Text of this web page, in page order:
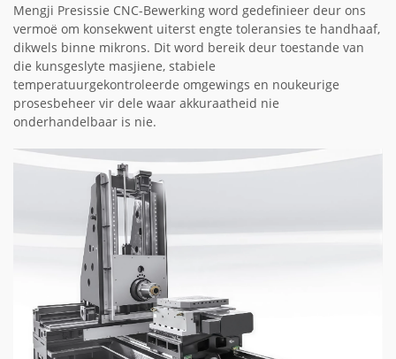
Mengji Presissie CNC-Bewerking word gedefinieer deur ons
vermoë om konsekwent uiterst engte toleransies te handhaaf,
dikwels binne mikrons. Dit word bereik deur toestande van
die kunsgeslyte masjiene, stabiele
temperatuurgekontroleerde omgewings en noukeurige
prosesbeheer vir dele waar akkuraatheid nie
onderhandelbaar is nie.